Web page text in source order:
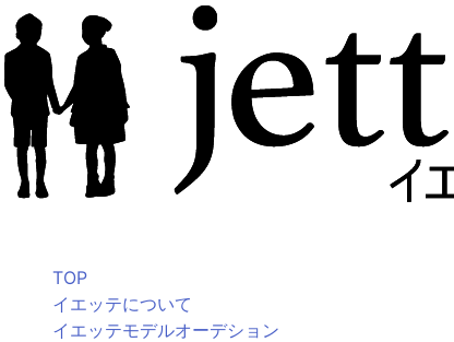
TOP
イエッテについて
イエッテモデルオーデション